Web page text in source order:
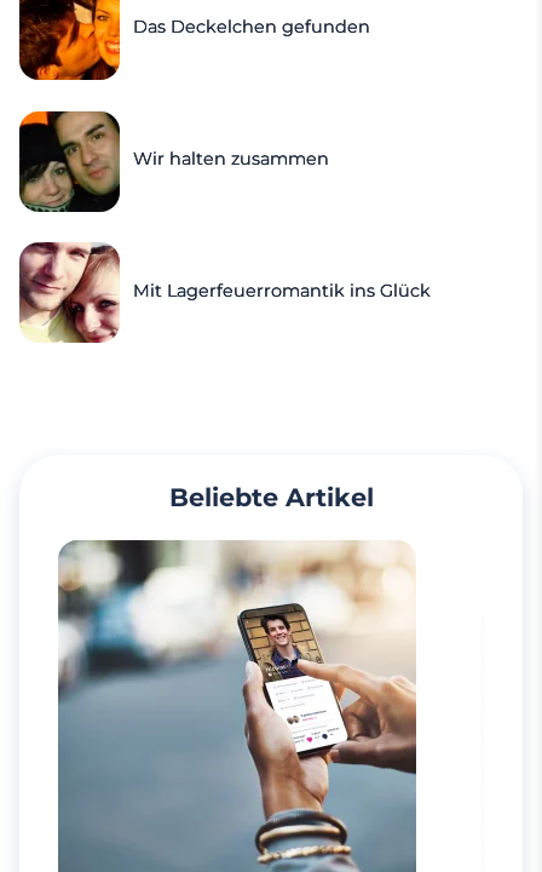
Das Deckelchen gefunden
Wir halten zusammen
Mit Lagerfeuerromantik ins Glück
Beliebte Artikel